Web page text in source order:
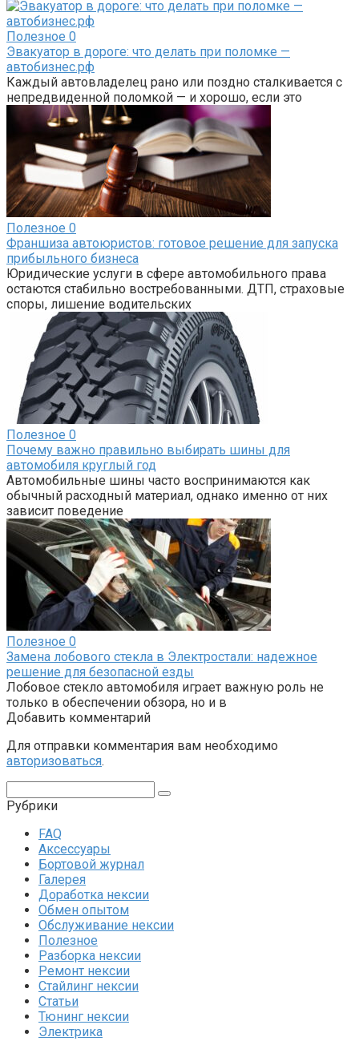
Полезное 0
Эвакуатор в дороге: что делать при поломке —
автобизнес.рф
Каждый автовладелец рано или поздно сталкивается с
непредвиденной поломкой — и хорошо, если это
Полезное 0
Франшиза автоюристов: готовое решение для запуска
прибыльного бизнеса
Юридические услуги в сфере автомобильного права
остаются стабильно востребованными. ДТП, страховые
споры, лишение водительских
Полезное 0
Почему важно правильно выбирать шины для
автомобиля круглый год
Автомобильные шины часто воспринимаются как
обычный расходный материал, однако именно от них
зависит поведение
Полезное 0
Замена лобового стекла в Электростали: надежное
решение для безопасной езды
Лобовое стекло автомобиля играет важную роль не
только в обеспечении обзора, но и в
Добавить комментарий
Для отправки комментария вам необходимо
авторизоваться.
Рубрики
FAQ
Аксессуары
Бортовой журнал
Галерея
Доработка нексии
Обмен опытом
Обслуживание нексии
Полезное
Разборка нексии
Ремонт нексии
Стайлинг нексии
Статьи
Тюнинг нексии
Электрика